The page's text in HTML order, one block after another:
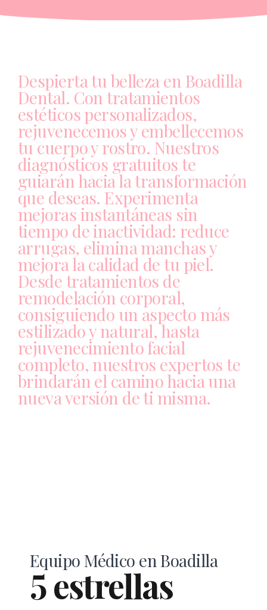
Despierta tu belleza en Boadilla
Dental. Con tratamientos
estéticos personalizados,
rejuvenecemos y embellecemos
tu cuerpo y rostro. Nuestros
diagnósticos gratuitos te
guiarán hacia la transformación
que deseas. Experimenta
mejoras instantáneas sin
tiempo de inactividad: reduce
arrugas, elimina manchas y
mejora la calidad de tu piel.
Desde tratamientos de
remodelación corporal,
consiguiendo un aspecto más
estilizado y natural, hasta
rejuvenecimiento facial
completo, nuestros expertos te
brindarán el camino hacia una
nueva versión de ti misma.
Equipo Médico en Boadilla
5 estrellas